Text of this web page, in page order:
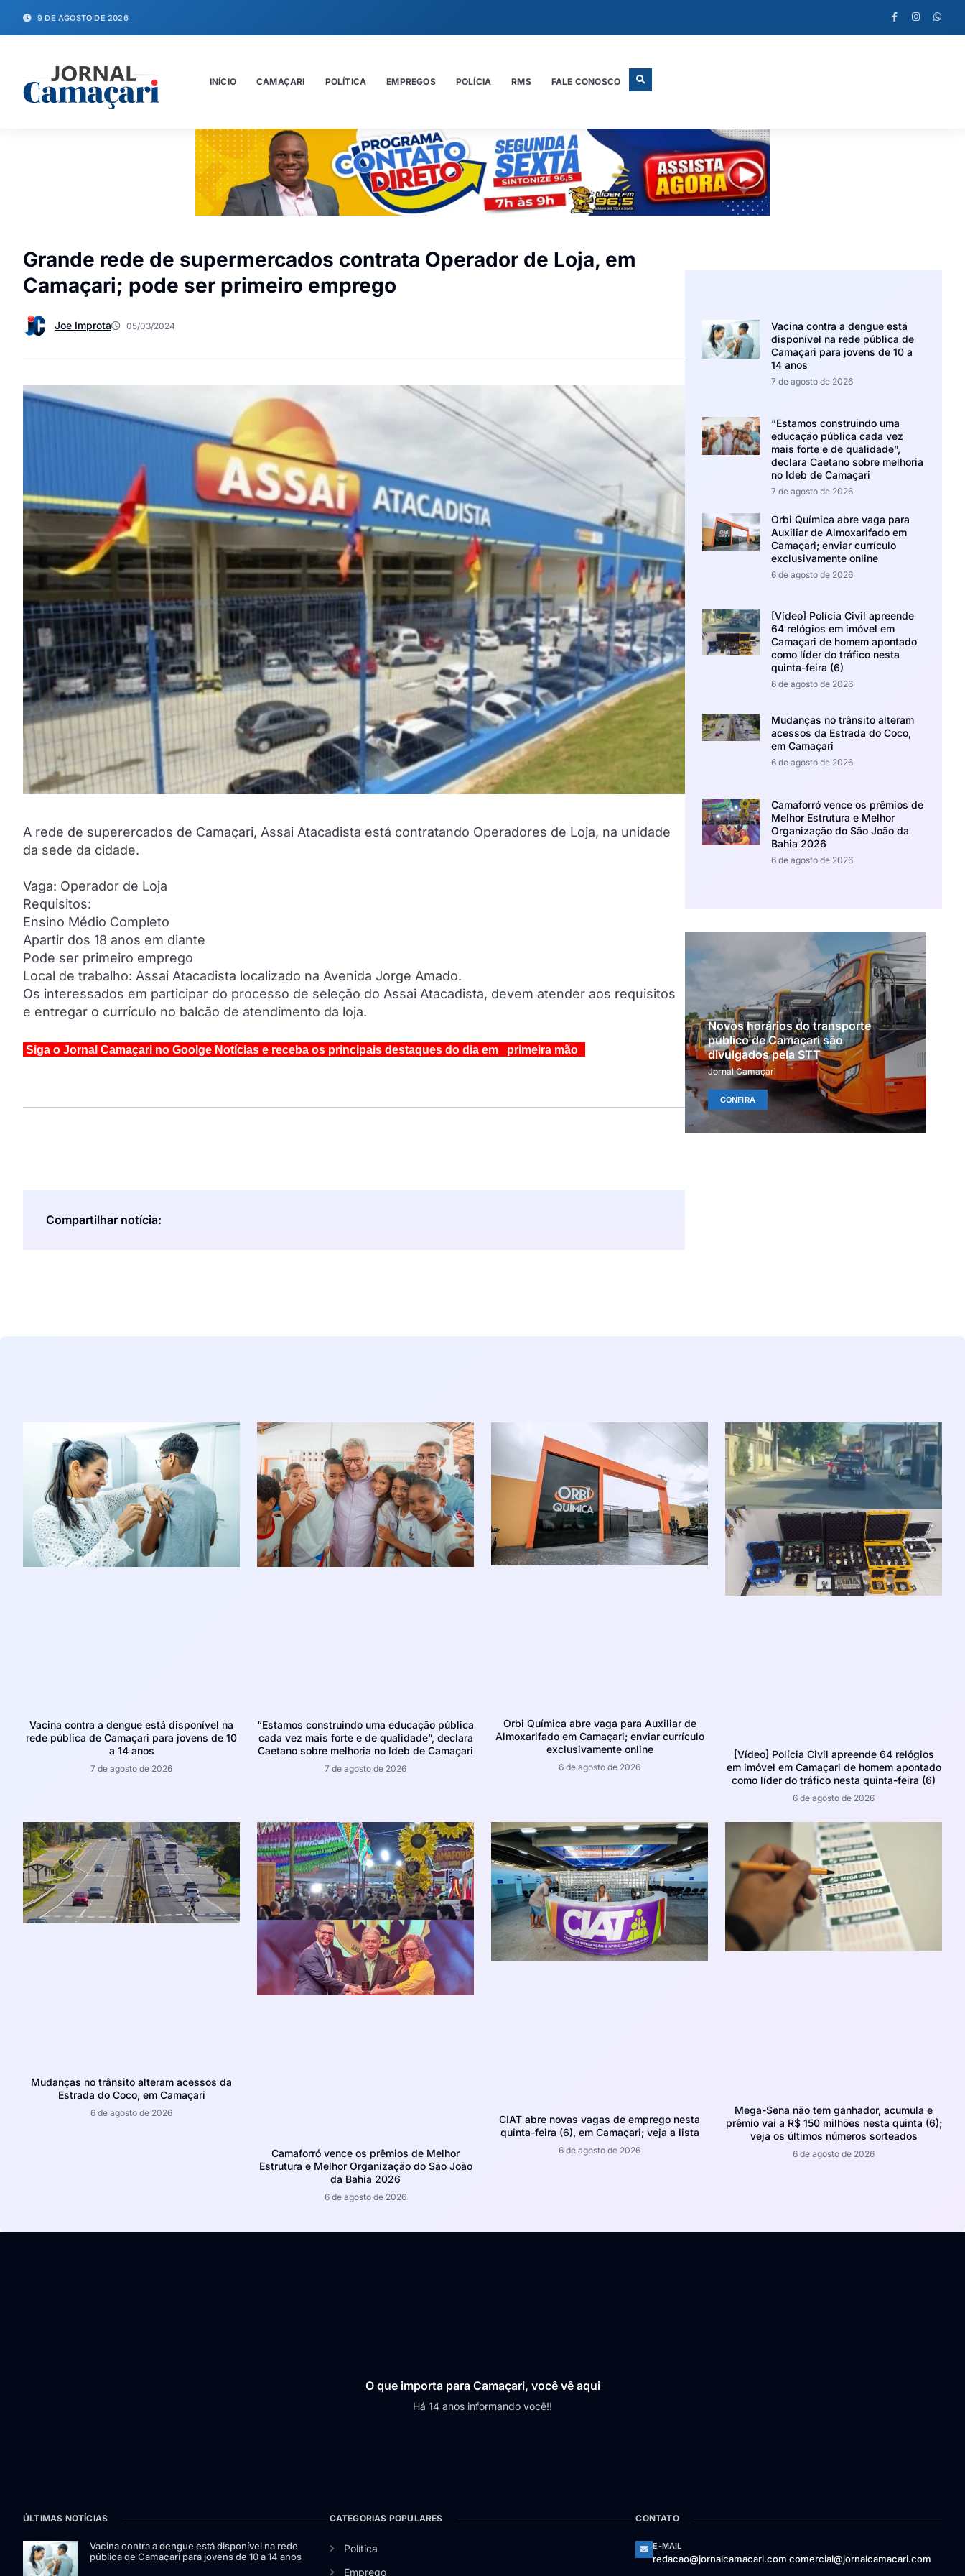
9 DE AGOSTO DE 2026
INÍCIO CAMAÇARI POLÍTICA EMPREGOS POLÍCIA RMS FALE CONOSCO
Grande rede de supermercados contrata Operador de Loja, em
Camaçari; pode ser primeiro emprego
Joe Improta 05/03/2024
A rede de superercados de Camaçari, Assai Atacadista está contratando Operadores de Loja, na unidade
da sede da cidade.
Vaga: Operador de Loja
Requisitos:
Ensino Médio Completo
Apartir dos 18 anos em diante
Pode ser primeiro emprego
Local de trabalho: Assai Atacadista localizado na Avenida Jorge Amado.
Os interessados em participar do processo de seleção do Assai Atacadista, devem atender aos requisitos
e entregar o currículo no balcão de atendimento da loja.
Siga o Jornal Camaçari no Goolge Notícias e receba os principais destaques do dia em primeira mão
Compartilhar notícia:
Vacina contra a dengue está
disponível na rede pública de
Camaçari para jovens de 10 a
14 anos
7 de agosto de 2026
“Estamos construindo uma
educação pública cada vez
mais forte e de qualidade”,
declara Caetano sobre melhoria
no Ideb de Camaçari
7 de agosto de 2026
Orbi Química abre vaga para
Auxiliar de Almoxarifado em
Camaçari; enviar currículo
exclusivamente online
6 de agosto de 2026
[Vídeo] Polícia Civil apreende
64 relógios em imóvel em
Camaçari de homem apontado
como líder do tráfico nesta
quinta-feira (6)
6 de agosto de 2026
Mudanças no trânsito alteram
acessos da Estrada do Coco,
em Camaçari
6 de agosto de 2026
Camaforró vence os prêmios de
Melhor Estrutura e Melhor
Organização do São João da
Bahia 2026
6 de agosto de 2026
Novos horários do transporte
público de Camaçari são
divulgados pela STT
Jornal Camaçari
CONFIRA
Vacina contra a dengue está disponível na
rede pública de Camaçari para jovens de 10
a 14 anos
7 de agosto de 2026
“Estamos construindo uma educação pública
cada vez mais forte e de qualidade”, declara
Caetano sobre melhoria no Ideb de Camaçari
7 de agosto de 2026
Orbi Química abre vaga para Auxiliar de
Almoxarifado em Camaçari; enviar currículo
exclusivamente online
6 de agosto de 2026
[Vídeo] Polícia Civil apreende 64 relógios
em imóvel em Camaçari de homem apontado
como líder do tráfico nesta quinta-feira (6)
6 de agosto de 2026
Mudanças no trânsito alteram acessos da
Estrada do Coco, em Camaçari
6 de agosto de 2026
Camaforró vence os prêmios de Melhor
Estrutura e Melhor Organização do São João
da Bahia 2026
6 de agosto de 2026
CIAT abre novas vagas de emprego nesta
quinta-feira (6), em Camaçari; veja a lista
6 de agosto de 2026
Mega-Sena não tem ganhador, acumula e
prêmio vai a R$ 150 milhões nesta quinta (6);
veja os últimos números sorteados
6 de agosto de 2026
O que importa para Camaçari, você vê aqui
Há 14 anos informando você!!
ÚLTIMAS NOTÍCIAS
Vacina contra a dengue está disponível na rede
pública de Camaçari para jovens de 10 a 14 anos
CATEGORIAS POPULARES
Política
Emprego
CONTATO
E-MAIL
redacao@jornalcamacari.com comercial@jornalcamacari.com